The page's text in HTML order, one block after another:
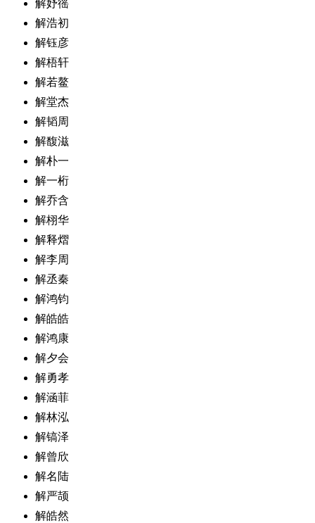
解妤徭
解浩初
解钰彦
解梧轩
解若鳌
解堂杰
解韬周
解馥滋
解朴一
解一桁
解乔含
解栩华
解释熠
解李周
解丞秦
解鸿钧
解皓皓
解鸿康
解夕会
解勇孝
解涵菲
解林泓
解镐泽
解曾欣
解名陆
解严颉
解皓然